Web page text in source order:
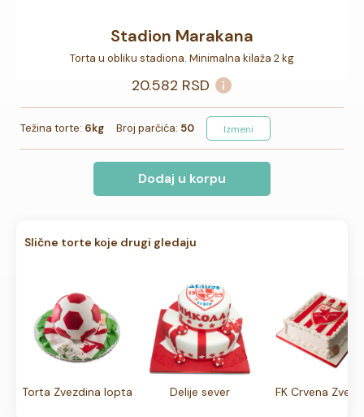
Stadion Marakana
Torta u obliku stadiona. Minimalna kilaža 2 kg
20.582 RSD
Težina torte: 6kg Broj parčića: 50 Izmeni
Dodaj u korpu
Slične torte koje drugi gledaju
Torta Zvezdina lopta Delije sever FK Crvena